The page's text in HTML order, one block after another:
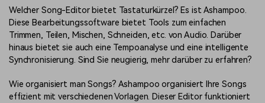
Welcher Song-Editor bietet Tastaturkürzel? Es ist Ashampoo.
Diese Bearbeitungssoftware bietet Tools zum einfachen
Trimmen, Teilen, Mischen, Schneiden, etc. von Audio. Darüber
hinaus bietet sie auch eine Tempoanalyse und eine intelligente
Synchronisierung. Sind Sie neugierig, mehr darüber zu erfahren?
Wie organisiert man Songs? Ashampoo organisiert Ihre Songs
effizient mit verschiedenen Vorlagen. Dieser Editor funktioniert